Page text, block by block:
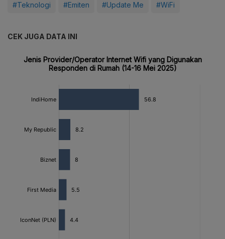
#Teknologi #Emiten #Update Me #WiFi
CEK JUGA DATA INI